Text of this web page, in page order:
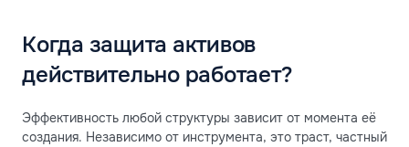
Когда защита активов
действительно работает?
Эффективность любой структуры зависит от момента её
создания. Независимо от инструмента, это траст, частный